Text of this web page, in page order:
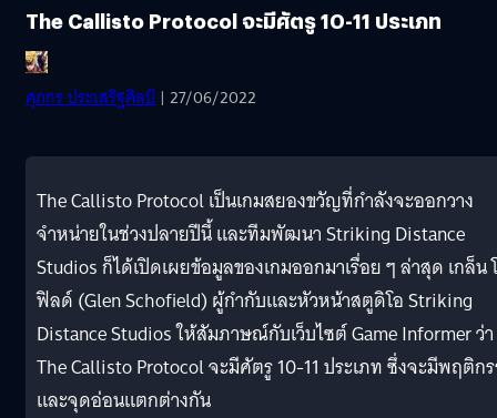
The Callisto Protocol จะมีศัตรู 10-11 ประเภท
ศุภกร ประเสริฐศิลป์ | 27/06/2022
The Callisto Protocol เป็นเกมสยองขวัญที่กำลังจะออกวาง
จำหน่ายในช่วงปลายปีนี้ และทีมพัฒนา Striking Distance
Studios ก็ได้เปิดเผยข้อมูลของเกมออกมาเรื่อย ๆ ล่าสุด เกล็น
ฟิลด์ (Glen Schofield) ผู้กำกับและหัวหน้าสตูดิโอ Striking
Distance Studios ให้สัมภาษณ์กับเว็บไซต์ Game Informer ว่า
The Callisto Protocol จะมีศัตรู 10-11 ประเภท ซึ่งจะมีพฤติก
และจุดอ่อนแตกต่างกัน